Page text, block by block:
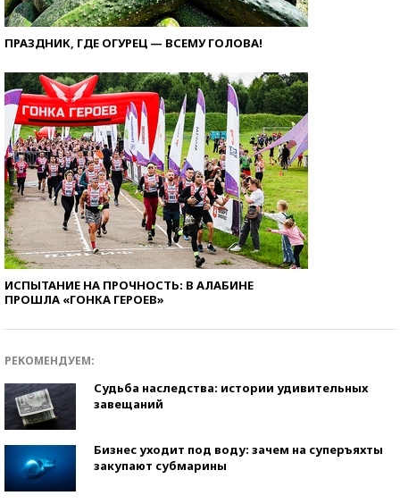
ПРАЗДНИК, ГДЕ ОГУРЕЦ — ВСЕМУ ГОЛОВА!
ИСПЫТАНИЕ НА ПРОЧНОСТЬ: В АЛАБИНЕ
ПРОШЛА «ГОНКА ГЕРОЕВ»
РЕКОМЕНДУЕМ:
Судьба наследства: истории удивительных
завещаний
Бизнес уходит под воду: зачем на суперъяхты
закупают субмарины